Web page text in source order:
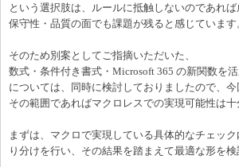
という選択肢は、ルールに抵触しないのであれ
保守性・品質の面でも課題が残ると感じています
そのため別案としてご指摘いただいた、
数式・条件付き書式・Microsoft 365 の新関数を
については、同時に検討しておりましたので、
その範囲であればマクロレスでの実現可能性は十
まずは、マクロで実現している具体的なチェッ
り分けを行い、その結果を踏まえて最適な形を